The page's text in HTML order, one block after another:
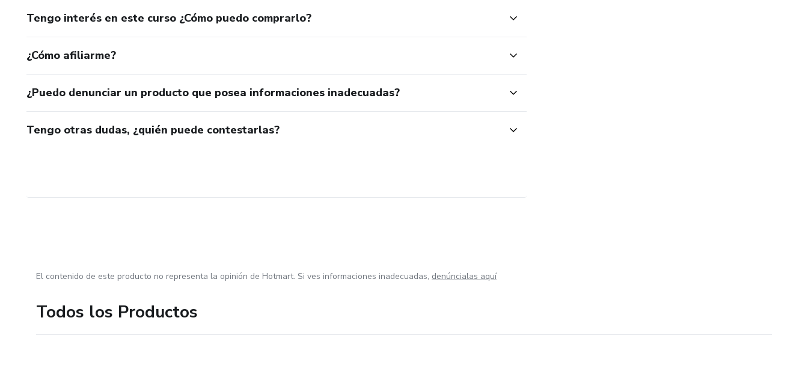
Tengo interés en este curso ¿Cómo puedo comprarlo?
¿Cómo afiliarme?
¿Puedo denunciar un producto que posea informaciones inadecuadas?
Tengo otras dudas, ¿quién puede contestarlas?
El contenido de este producto no representa la opinión de Hotmart. Si ves informaciones inadecuadas, denúncialas aquí
Todos los Productos